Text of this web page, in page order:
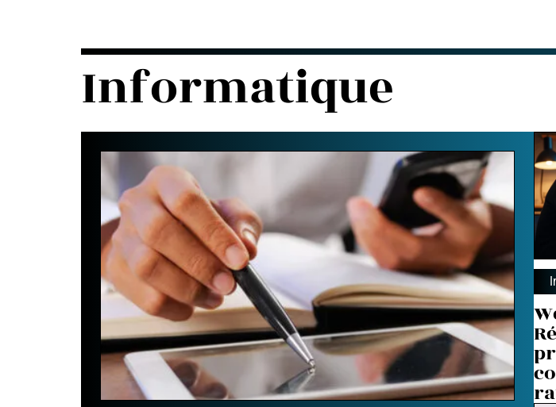
Informatique